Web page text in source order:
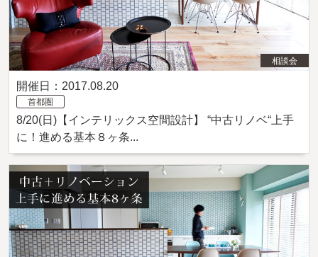
相談会
開催日：2017.08.20
首都圏
8/20(日)【インテリックス空間設計】 “中古リノベ“上手
に！進める基本８ヶ条...